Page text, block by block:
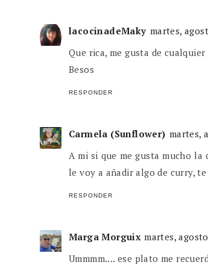
lacocinadeMaky martes,
Que rica, me gusta de
Besos
RESPONDER
Carmela (Sunflower) martes,
A mi si que me gusta mucho
le voy a añadir algo de curry, te
RESPONDER
Marga Morguix martes,
Ummmm.... ese plato me